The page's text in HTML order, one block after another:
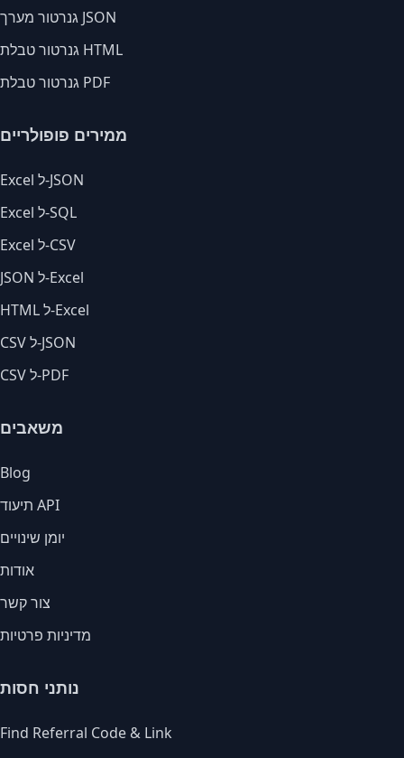
גנרטור מערך JSON
גנרטור טבלת HTML
גנרטור טבלת PDF
ממירים פופולריים
Excel ל-JSON
Excel ל-SQL
Excel ל-CSV
JSON ל-Excel
HTML ל-Excel
CSV ל-JSON
CSV ל-PDF
משאבים
Blog
תיעוד API
יומן שינויים
אודות
צור קשר
מדיניות פרטיות
נותני חסות
Find Referral Code & Link